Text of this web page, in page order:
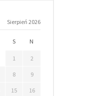
Sierpień 2026
S N
1 2
8 9
15 16